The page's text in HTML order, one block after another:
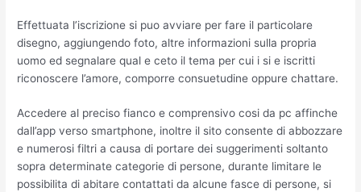
Effettuata l’iscrizione si puo avviare per fare il particolare
disegno, aggiungendo foto, altre informazioni sulla propria
uomo ed segnalare qual e ceto il tema per cui i si e iscritti
riconoscere l’amore, comporre consuetudine oppure chattare.
Accedere al preciso fianco e comprensivo cosi da pc affinche
dall’app verso smartphone, inoltre il sito consente di abbozzare
e numerosi filtri a causa di portare dei suggerimenti soltanto
sopra determinate categorie di persone, durante limitare le
possibilita di abitare contattati da alcune fasce di persone, si